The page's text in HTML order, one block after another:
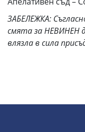
ЗАБЕЛЕЖКА:
смята за НЕВИНЕН
влязла в сила